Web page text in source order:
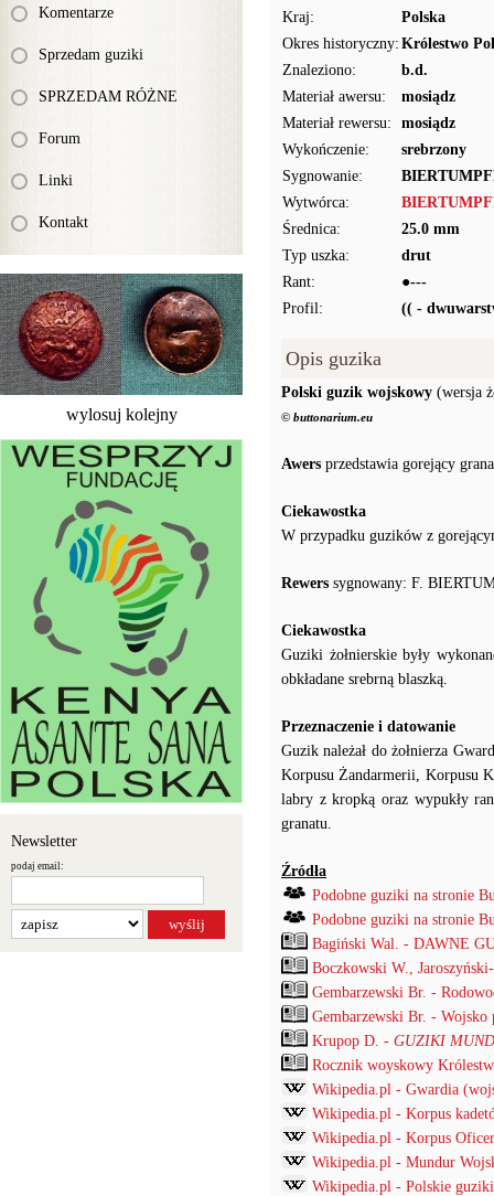
Komentarze
Sprzedam guziki
SPRZEDAM RÓŻNE
Forum
Linki
Kontakt
wylosuj kolejny
Newsletter
podaj email:
Kraj:
Polska
Okres historyczny: Królestwo
Znaleziono:
b.d.
Materiał awersu:
mosiądz
Materiał rewersu:
mosiądz
Wykończenie:
srebrzony
Sygnowanie:
Wytwórca:
Średnica:
25.0 mm
Typ uszka:
drut
Rant:
●---
Profil:
(( -
Opis guzika
Polski guzik wojskowy (wersja
© buttonarium.eu
Awers przedstawia gorejący
Ciekawostka
W przypadku guzików z
Rewers sygnowany: F.
Ciekawostka
Guziki żołnierskie były
obkładane srebrną blaszką.
Przeznaczenie i datowanie
Guzik należał do żołnierza
Korpusu Żandarmerii, Korpusu
labry z kropką oraz wypukły
granatu.
Źródła
Podobne guziki na stronie
Podobne guziki na stronie
Bagiński Wal. - DAWNE
Boczkowski W.,
Gembarzewski Br. -
Gembarzewski Br. - Wojsko
Krupop D. - GUZIKI
Rocznik woyskowy
Wikipedia.pl - Gwardia
Wikipedia.pl - Korpus
Wikipedia.pl - Korpus
Wikipedia.pl - Mundur
Wikipedia.pl - Polskie